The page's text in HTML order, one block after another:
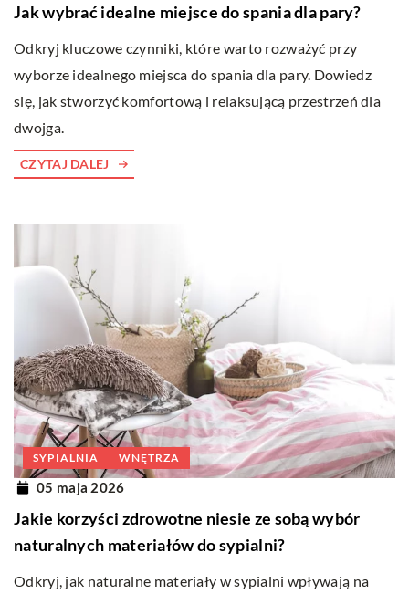
Jak wybrać idealne miejsce do spania dla pary?
Odkryj kluczowe czynniki, które warto rozważyć przy
wyborze idealnego miejsca do spania dla pary. Dowiedz
się, jak stworzyć komfortową i relaksującą przestrzeń dla
dwojga.
CZYTAJ DALEJ
SYPIALNIA WNĘTRZA
05 maja 2026
Jakie korzyści zdrowotne niesie ze sobą wybór
naturalnych materiałów do sypialni?
Odkryj, jak naturalne materiały w sypialni wpływają na